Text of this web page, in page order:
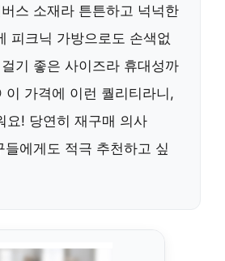
스 소재라 튼튼하고 넉넉한
피크닉 가방으로도 손색없
기 좋은 사이즈라 휴대성까
이 가격에 이런 퀄리티라니,
요! 당연히 재구매 의사
들에게도 적극 추천하고 싶